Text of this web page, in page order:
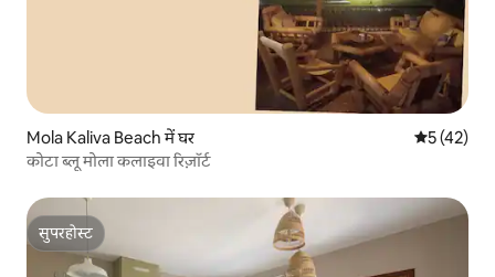
Mola Kaliva Beach में घर औसत रेटिंग
5 (42)
कोटा ब्लू मोला कलाइवा रिज़ॉर्ट
सुपरहोस्ट
सुपरहोस्ट